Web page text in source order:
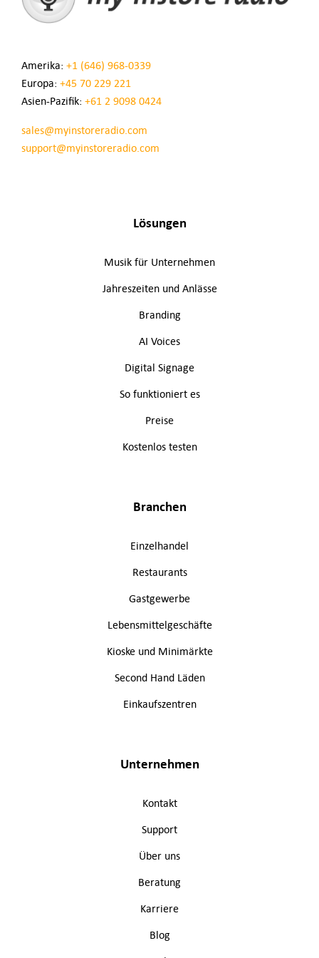
Amerika: +1 (646) 968-0339
Europa: +45 70 229 221
Asien-Pazifik: +61 2 9098 0424
sales@myinstoreradio.com
support@myinstoreradio.com
Lösungen
Musik für Unternehmen
Jahreszeiten und Anlässe
Branding
AI Voices
Digital Signage
So funktioniert es
Preise
Kostenlos testen
Branchen
Einzelhandel
Restaurants
Gastgewerbe
Lebensmittelgeschäfte
Kioske und Minimärkte
Second Hand Läden
Einkaufszentren
Unternehmen
Kontakt
Support
Über uns
Beratung
Karriere
Blog